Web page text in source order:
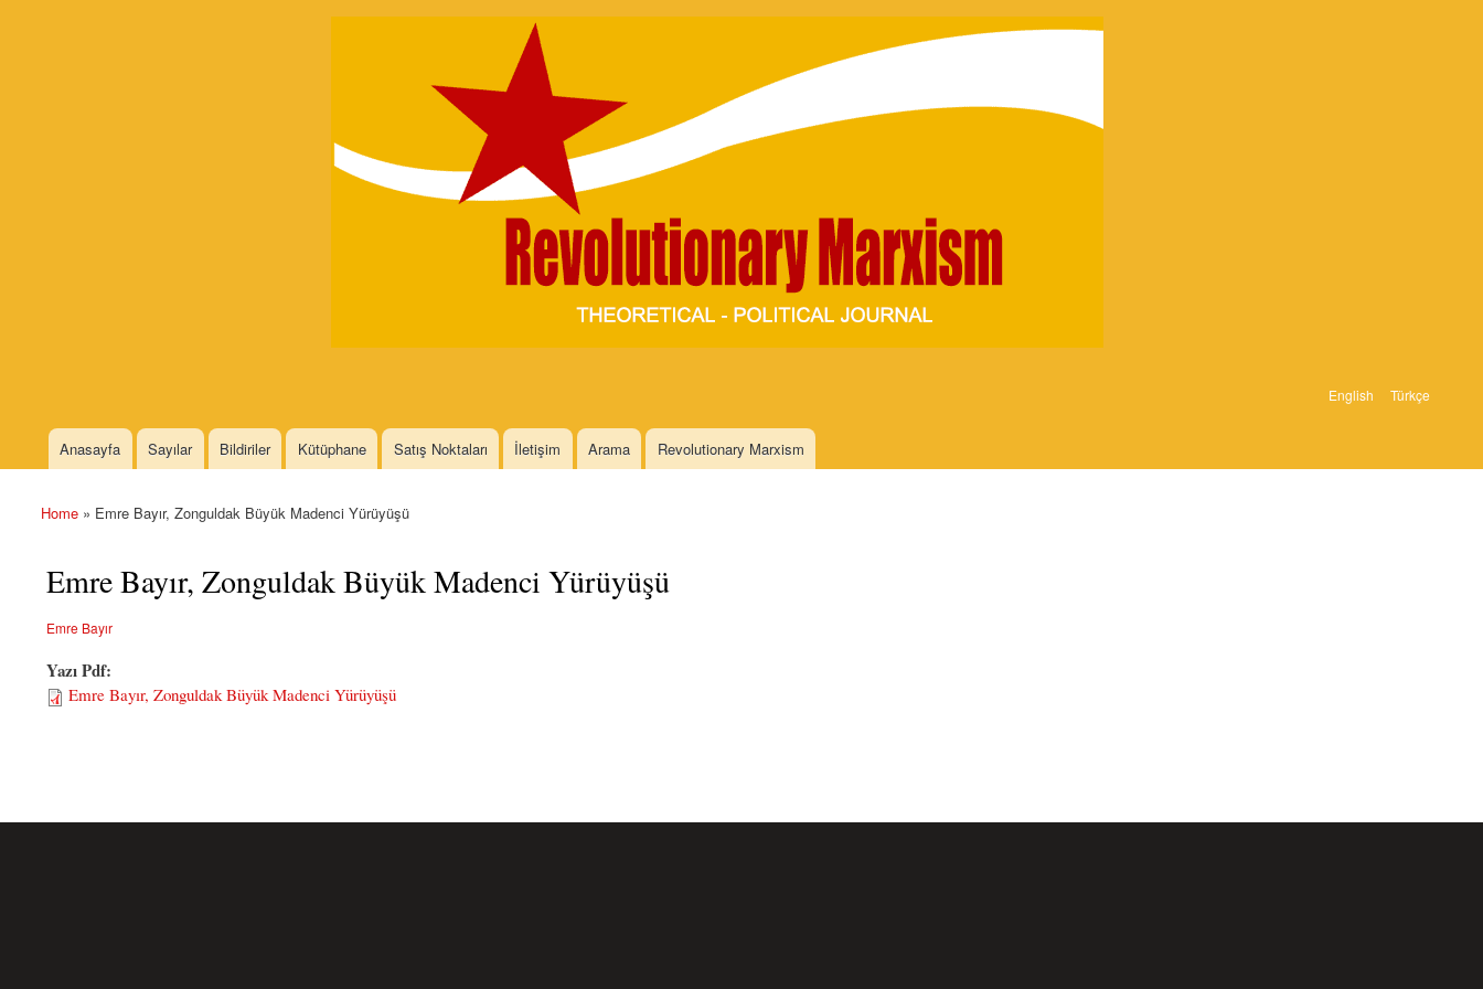
Skip to
English Türkçe
Main menu
Anasayfa Sayılar Bildiriler Kütüphane Satış Noktaları İletişim Arama Revolutionary Marxism
You are here
Home » Emre Bayır, Zonguldak Büyük Madenci Yürüyüşü
Emre Bayır, Zonguldak Büyük Madenci Yürüyüşü
Emre Bayır
Yazı Pdf:
Emre Bayır, Zonguldak Büyük Madenci Yürüyüşü